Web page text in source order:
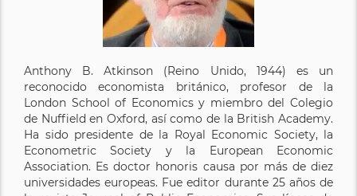
Anthony B. Atkinson (Reino Unido, 1944) es un
reconocido economista británico, profesor de la
London School of Economics y miembro del Colegio
de Nuffield en Oxford, así como de la British Academy.
Ha sido presidente de la Royal Economic Society, la
Econometric Society y la European Economic
Association. Es doctor honoris causa por más de diez
universidades europeas. Fue editor durante 25 años de